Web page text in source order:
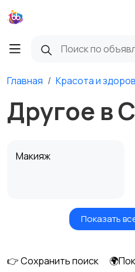
Главная Красота и
Другое в
Макияж
Товары для здоровья
Показать
👉 Сохранить поиск